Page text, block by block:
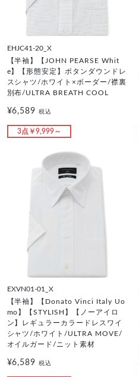
EHJC41-20_X
【半袖】【JOHN PEARSE Whit
e】【形態安定】ボタンダウンドレ
スシャツ/ホワイト×ボーダー/襟裏
別布/ULTRA BREATH COOL
¥6,589税込
3点￥9,999～
EXVN01-01_X
【半袖】【Donato Vinci Italy Uo
mo】【STYLISH】【ノーアイロ
ン】レギュラーカラードレスワイ
シャツ/ホワイト/ULTRA MOVE/
オイルガード/ニット素材
¥6,589税込